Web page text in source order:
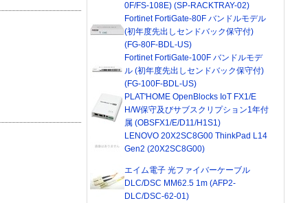
0F/FS-108E) (SP-RACKTRAY-02)
Fortinet FortiGate-80F バンドルモデル
(初年度先出しセンドバック保守付)
(FG-80F-BDL-US)
Fortinet FortiGate-100F バンドルモデ
ル (初年度先出しセンドバック保守付)
(FG-100F-BDL-US)
PLAT'HOME OpenBlocks IoT FX1/E
H/W保守及びサブスクリプション1年付
属 (OBSFX1/E/D11/H1S1)
LENOVO 20X2SC8G00 ThinkPad L14
Gen2 (20X2SC8G00)
エイム電子 光ファイバーケーブル
DLC/DSC MM62.5 1m (AFP2-
DLC/DSC-62-01)